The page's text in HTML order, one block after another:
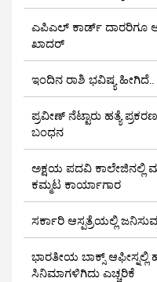
ಎಪಿಎಲ್ ಕಾರ್ಡ್ ದಾರರಿಗೂ
ಖಾದರ್
ಇಂದಿನ ರಾಶಿ ಭವಿಷ್ಯ ಹೀಗಿದೆ..
ಪ್ರವೀಣ್ ನೆಟ್ಟಾರು ಹತ್ಯೆ
ಬಂಧನ
ಅಕ್ಷಯ ಪದವಿ
ಕಮ್ಮಟ ಕಾರ್ಯಾಗಾರ
ಸರ್ಕಾರಿ ಆಸ್ಪತ್ರೆಯಲ್ಲಿ
ಭಾರತೀಯ ಬಾಕ್ಸ್
ಸಿನಿಮಾಗಳಿಗಿದು ಎಚ್ಚರಿಕೆ